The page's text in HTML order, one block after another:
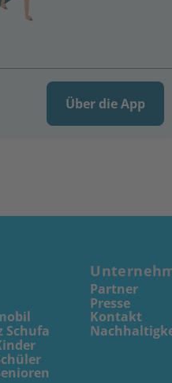
Über die App
Schufa
Partner
Presse
Kontakt